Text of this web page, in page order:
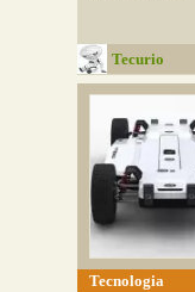
Tecurio
Tecnologia